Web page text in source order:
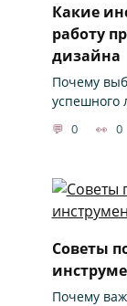
Какие
работу
дизайна
Почему
успешного
0 0
Советы
Почему